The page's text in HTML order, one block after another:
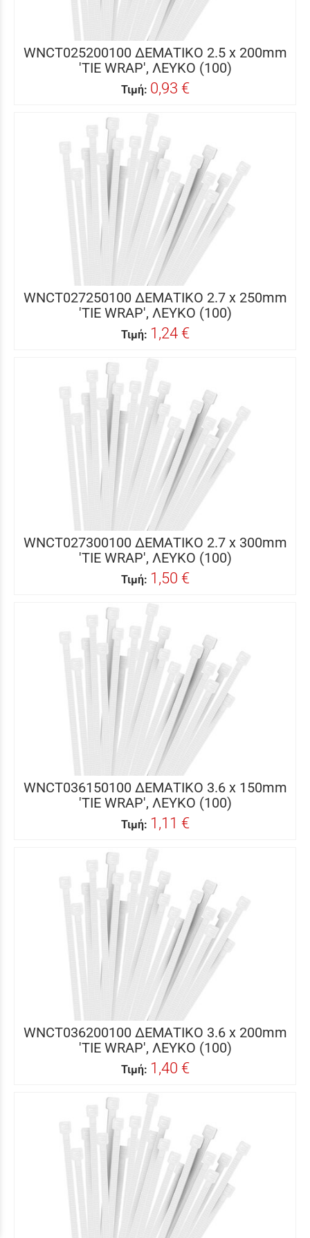
WNCT025200100 ΔΕΜΑΤΙΚΟ 2.5 x 200mm
'TIE WRAP', ΛΕΥΚΟ (100)
Τιμή: 0,93 €
WNCT027250100 ΔΕΜΑΤΙΚΟ 2.7 x 250mm
'TIE WRAP', ΛΕΥΚΟ (100)
Τιμή: 1,24 €
WNCT027300100 ΔΕΜΑΤΙΚΟ 2.7 x 300mm
'TIE WRAP', ΛΕΥΚΟ (100)
Τιμή: 1,50 €
WNCT036150100 ΔΕΜΑΤΙΚΟ 3.6 x 150mm
'TIE WRAP', ΛΕΥΚΟ (100)
Τιμή: 1,11 €
WNCT036200100 ΔΕΜΑΤΙΚΟ 3.6 x 200mm
'TIE WRAP', ΛΕΥΚΟ (100)
Τιμή: 1,40 €